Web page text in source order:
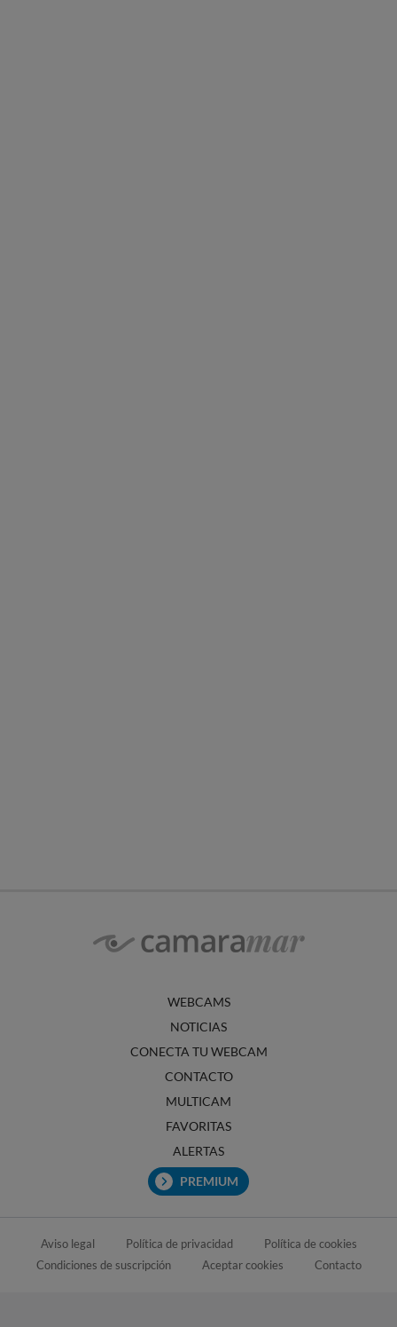
WEBCAMS
NOTICIAS
CONECTA TU WEBCAM
CONTACTO
MULTICAM
FAVORITAS
ALERTAS
PREMIUM
Aviso legal Política de privacidad
Política de cookies
Condiciones de suscripción
Aceptar cookies Contacto